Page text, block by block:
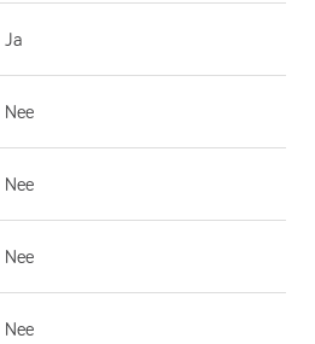
Ja
Nee
Nee
Nee
Nee